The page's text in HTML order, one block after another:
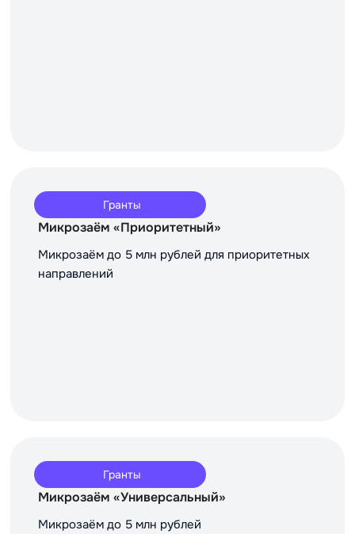
Гранты
Микрозаём «Приоритетный»
Микрозаём до 5 млн рублей для приоритетных
направлений
Гранты
Микрозаём «Универсальный»
Микрозаём до 5 млн рублей